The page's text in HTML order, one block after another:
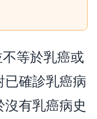
等於乳癌或
確診乳癌病
有乳癌病史